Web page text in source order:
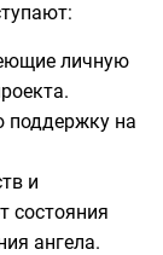
личную
на
и
состояния
ангела.